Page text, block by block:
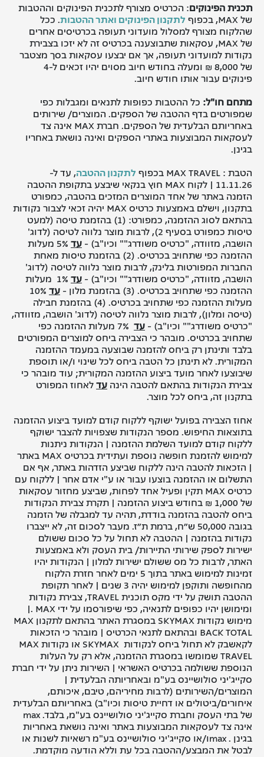
תכנית הפינוקים: הכרטיס מצורף לתכנית הפינוקים וההטבות
של MAX, בכפוף
לתקנון הפינוקים ואתר ההטבות. ככל
שהלקוח מצורף למסלול מועדוני תעופה בכרטיסים אחרים
של MAX, עסקאות שתבוצענה בכרטיס זה לא יזכו בצבירת
נקודות למועדוני תעופה, אך אם יבצעו עסקאות בסך מצטבר
של 8,000 ₪ ומעלה בחודש חיוב מסוים יהיו זכאים ל-4
פינוקים עבור אותו חודש חיוב.
מתחם חו"ל: כל ההטבות כפופות לתנאים ומגבלות כפי
שמפורטים בדף ההטבה של הספקים. המוצרים/ שירותים
באחריותם הבלעדית של הספקים. חברת MAX אינה צד
לעסקאות המבוצעות באתרי הספקים ואינה נושאת באחריו
בגינן.
הטבת : MAX TRAVEL בכפוף
לתקנון ההטבה, עד ל-
11.11.26 | לקוח MAX חוץ בנקאי שיבצע בתקופת ההטבה
הזמנה באתר של אחד המוצרים המזכים בהטבה, כמפורט
בתקנון, וישלם באמצעות כרטיס MAX יהיה זכאי לצבור נקודות
בהתאם לסוג ההזמנה, כמפורט: (1) בהזמנת טיסה (למעט
טיסות כמפורט בסעיף 2), לרבות מוצר נלווה לטיסה (לדוג'
הושבה, מזוודה, "כרטיס משודרג"" וכיו"ב) - עד
5% מעלות
ההזמנה כפי שתחויב בכרטיס. (2) בהזמנת טיסות מאחת
החברות המפורטות בלינק, לרבות מוצר נלווה לטיסה (לדוג'
הושבה, מזוודה, "כרטיס משודרג"" וכיו"ב) - עד
1% מעלות
ההזמנה כפי שתחויב בכרטיס. (3) בהזמנת מלון -
עד 10%
מעלות ההזמנה כפי שתחויב בכרטיס. (4) בהזמנת חבילה
(טיסה ומלון), לרבות מוצר נלווה לטיסה (לדוג' הושבה, מזוודה,
"כרטיס משודרג"" וכיו"ב) - עד
7% מעלות ההזמנה כפי
שתחויב בכרטיס. מובהר כי הצבירה ביחס למוצרים המפורטים
בלבד ותינתן רק ביחס להזמנה שבוצעה במעמד ההזמנה
המקורית. לא תינתן כל הטבה ביחס לכל שינוי ו/או תוספת
שיבוצעו לאחר מועד ביצוע ההזמנה המקורית; עוד מובהר כי
צבירת הנקודות בהתאם להטבה הינה עדלאחוז המפורט
בתקנון זה, ביחס לכל מוצר.
אחוז הצבירה בפועל ישוקף ללקוח קודם למועד ביצוע ההזמנה
בתוצאות החיפוש. מספר הנקודות שצפויות להצבר ישוקף
ללקוח קודם למועד השלמת ההזמנה | הנקודות ניתנות
למימוש להזמנת חופשה נוספת ועתידית בכרטיס MAX באתר
| הזכאות להטבה הינה ללקוח שביצע הזדהות באתר, אף אם
התשלום או ההזמנה בוצעו עבור או ע"י אדם אחר | ללקוח עם
כרטיס MAX תקין ופעיל אחד לפחות, שביצע מחזור עסקאות
של 1,000 ₪ בחודש ביצוע ההזמנה | תקרת צבירת הנקודות
ביחס להטבה בהזמנה בודדת, תהיה עד למגבלה של הזמנה
בגובה 50,000 ש״ח, ברמת ת״ז. מעבר לסכום זה, לא ייצברו
נקודות בהזמנה | ההטבה לא תחול על כל סכום ששולם
ישירות לספק שירותי התיירות/ בית העסק ולא באמצעות
האתר, לרבות כל מס ששולם ישירות למלון | הנקודות יהיו
זמינות למימוש באתר בתוך 5 ימים לאחר חזרת הלקוח
מהחופשה ותוקפן למימוש יהיה 3 שנים | לאחר תקופת
ההטבה תושק על ידי מקס תוכנית TRAVEL, צבירת נקודות
ומימושן יהיו כפופים לתנאיה, כפי שיפורסמו על ידי MAX .|
מימוש נקודות SKYMAX במסגרת האתר בהתאם לתקנון MAX
BACK TOTAL ובהתאם לתנאי הכרטיס | מובהר כי הזכאות
לקאשבק לא תחול ביחס לנקודות SKYMAX או נקודות MAX
TRAVEL שמומשו במסגרת ההזמנה, אלא רק על העלות
הנוספת ששולמה בכרטיס האשראי | השירות ניתן על ידי חברת
סקייג'יני סולושיינס בע"מ ובאחריותה הבלעדית |
המוצרים/השירותים (לרבות מחיריהם, טיבם, איכותם,
איחורים/ביטולים או דחיית טיסות וכיו"ב) באחריותם הבלעדית
של בתי העסק וחברת סקייג'יני סולושיינס בע"מ, בלבד. max
אינה צד לעסקאות המבוצעות באתר ואינה נושאת באחריות
בגינן . maxו/או סקייג'יני סולושיינס בע"מ רשאיות לשנות או
לבטל את המבצע/ההטבה בכל עת וללא הודעה מוקדמת.